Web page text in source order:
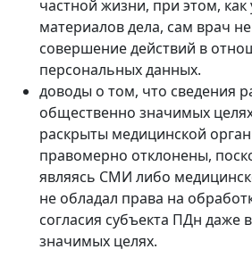
частной жизни, при этом, как
материалов дела, сам врач
совершение действий в
персональных данных.
доводы о том, что сведения
общественно значимых
раскрыты медицинской
правомерно отклонены,
являясь СМИ либо
не обладал права на
согласия субъекта ПДн даже
значимых целях.